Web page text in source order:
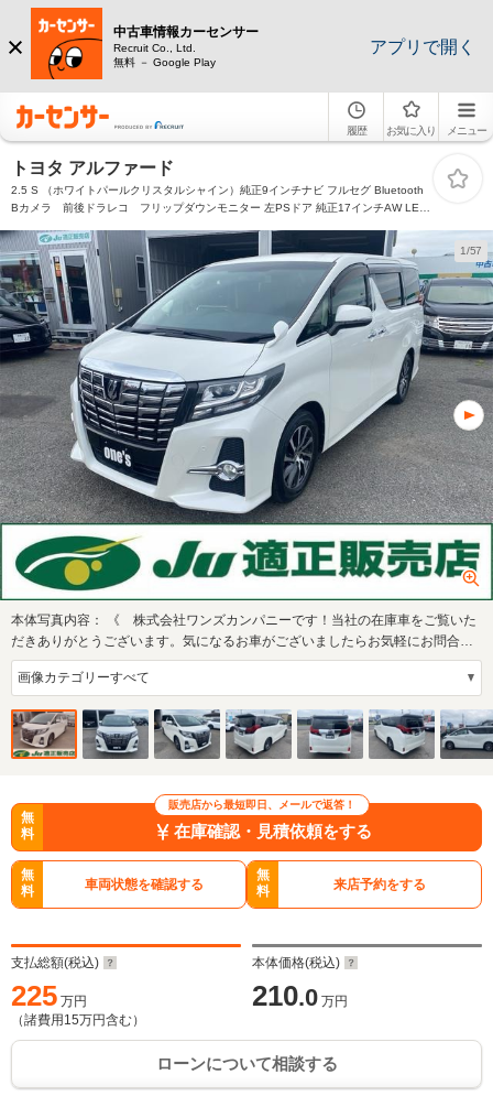
中古車情報カーセンサー
Recruit Co., Ltd.
無料 － Google Play
アプリで開く
履歴 お気に入り メニュー
トヨタ アルファード
2.5 S （ホワイトパールクリスタルシャイン）純正9インチナビ フルセグ Bluetooth
Bカメラ 前後ドラレコ フリップダウンモニター 左PSドア 純正17インチAW LED
1/57
本体写真内容：
《 株式会社ワンズカンパニーです！当社の在庫車をご覧いた
だきありがとうございます。気になるお車がございましたらお気軽にお問合せ
下さいね！ …
販売店から最短即日、メールで返答！
無
料
在庫確認・見積依頼をする
無
料
車両状態を確認する
無
料
来店予約をする
支払総額(税込)
225 万円
（諸費用 15万円含む）
本体価格(税込)
210.0 万円
ローンについて相談する